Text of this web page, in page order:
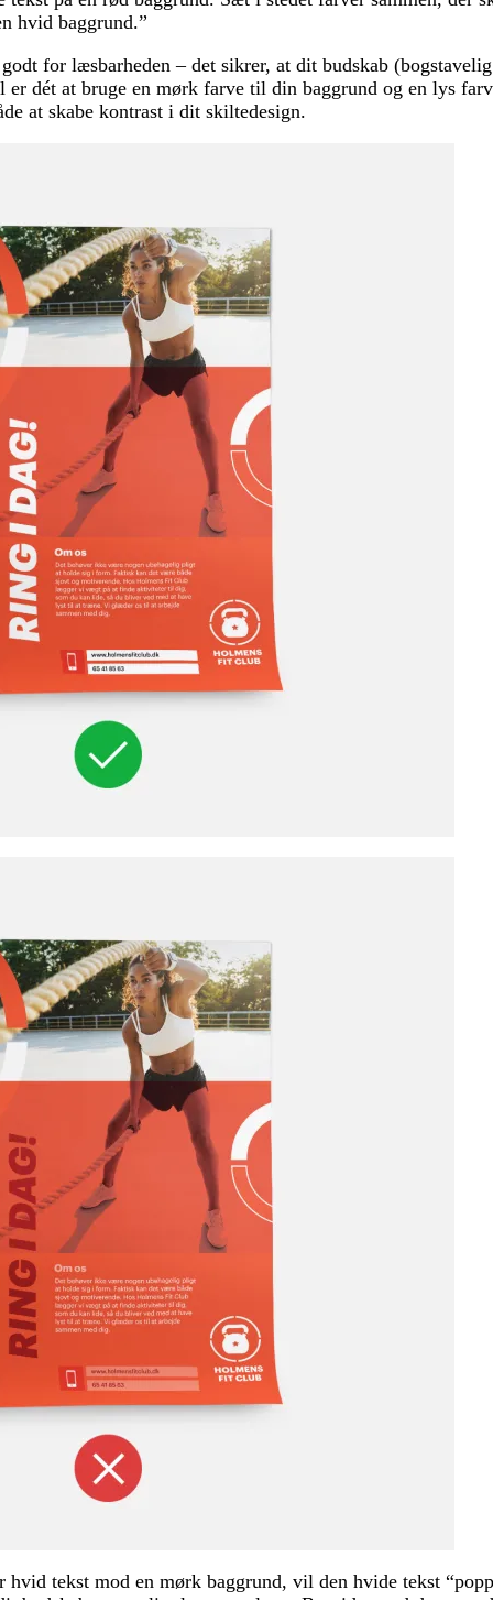
hvid baggrund.”
for læsbarheden – det sikrer, at dit budskab
er dét at bruge en mørk farve til din baggrund og en lys
at skabe kontrast i dit skiltedesign.
tekst mod en mørk baggrund, vil den hvide tekst